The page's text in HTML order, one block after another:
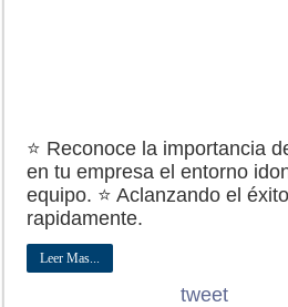
⭐ Reconoce la importancia
en tu empresa el entorno
equipo. ⭐ Aclanzando el
rapidamente.
Leer Mas...
tweet